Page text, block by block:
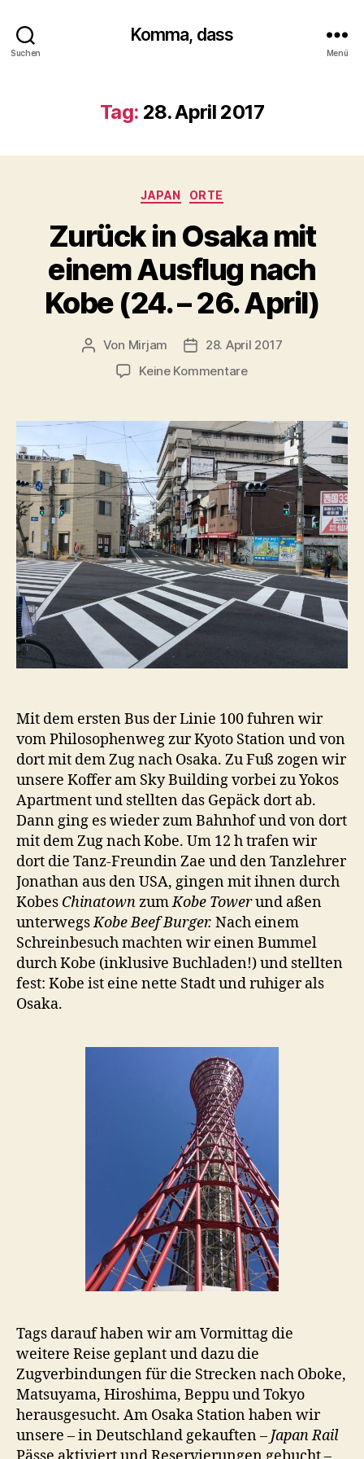
Suchen
Komma, dass
Menü
Tag: 28. April 2017
Kategorien
JAPAN ORTE
Zurück in Osaka mit
einem Ausflug nach
Kobe (24. – 26. April)
Beitragsautor
Von Mirjam Beitragsdatum
28. April 2017
Keine Kommentarezu
Osaka
mit
einem
Ausflug
nach
Kobe
(24.
–
26.
April)
Mit dem ersten Bus der Linie 100 fuhren wir
vom Philosophenweg zur Kyoto Station und von
dort mit dem Zug nach Osaka. Zu Fuß zogen wir
unsere Koffer am Sky Building vorbei zu Yokos
Apartment und stellten das Gepäck dort ab.
Dann ging es wieder zum Bahnhof und von dort
mit dem Zug nach Kobe. Um 12 h trafen wir
dort die Tanz-Freundin Zae und den Tanzlehrer
Jonathan aus den USA, gingen mit ihnen durch
Kobes ChinatownzumKobe Towerund aßen
unterwegsKobe Beef Burger. Nach einem
Schreinbesuch machten wir einen Bummel
durch Kobe (inklusive Buchladen!) und stellten
fest: Kobe ist eine nette Stadt und ruhiger als
Osaka.
Tags darauf haben wir am Vormittag die
weitere Reise geplant und dazu die
Zugverbindungen für die Strecken nach Oboke,
Matsuyama, Hiroshima, Beppu und Tokyo
herausgesucht. Am Osaka Station haben wir
unsere – in Deutschland gekauften – Japan Rail